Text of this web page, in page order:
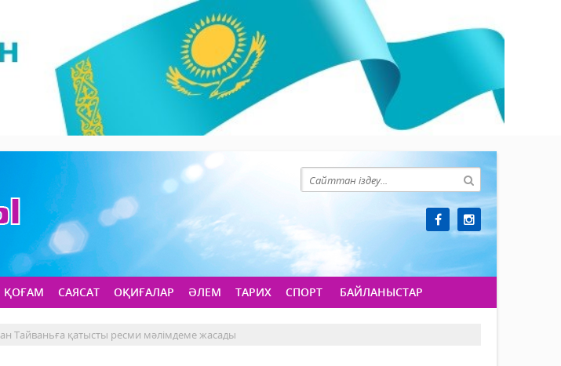
ҚОҒАМ САЯСАТ ОҚИҒАЛАР ӘЛЕМ ТАРИХ СПОРТ БАЙЛАНЫСТАР
Тайваньға қатысты ресми мәлімдеме жасады